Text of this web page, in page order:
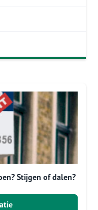
Stijgen of dalen?